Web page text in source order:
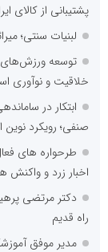
پشتیبانی از کالای
لبنیات سنتی؛
توسعه ورزش‌های
خلاقیت و نوآوری
ابتکار در
صنفی؛ رویکرد نوین
طرحواره های
اخبار زرد و واکنش
دکتر مرتضی
راه قدیم
مدیر موفق